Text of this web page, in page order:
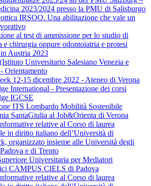
2023/2024 presso la PMU di Salisburgo
IRSOO. Una abilitazione che vale un
al test di ammissione per lo studio di
e chirurgia oppure odontoiatria e protesi
Austria 2023
Universitario Salesiano Venezia e
Orientamento
12-15 dicembre 2022 - Ateneo di Verona
International - Presentazione dei corsi
IGCSE
ITS Lombardo Mobilità Sostenibile
SantaGiulia al Job&Orienta di Verona
relative al Corso di laurea
in diritto italiano dell’Università di
organizzato insieme alle Università degli
e di Trento
Universitaria per Mediatori
CAMPUS CIELS di Padova
relative al Corso di laurea